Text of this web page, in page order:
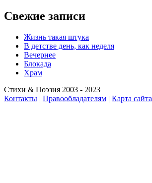
Свежие записи
Жизнь такая штука
В детстве день, как неделя
Вечернее
Блокада
Храм
Стихи & Поэзия 2003 - 2023
Контакты | Правообладателям | Карта сайта